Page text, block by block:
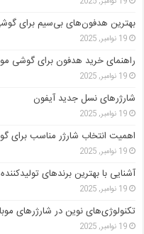
بهترین هدفون‌های بی‌سیم برای گوشی‌های
19 نوامبر, 2025
راهنمای خرید هدفون برای گوشی
19 نوامبر, 2025
شارژرهای نسل جدید آیفون
19 نوامبر, 2025
اهمیت انتخاب شارژر مناسب برای
19 نوامبر, 2025
آشنایی با بهترین برندهای
19 نوامبر, 2025
تکنولوژی‌های نوین در شارژرهای
19 نوامبر, 2025